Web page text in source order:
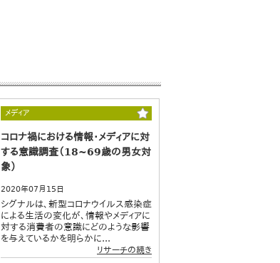
メディア
コロナ禍における情報・メディアに対
する意識調査（18~69歳の男女対
象）
2020年07月15日
シグナルは、新型コロナウイルス感染症
による生活の変化が、情報やメディアに
対する消費者の意識にどのような影響
を与えているかを明らかに...
リサーチの続き